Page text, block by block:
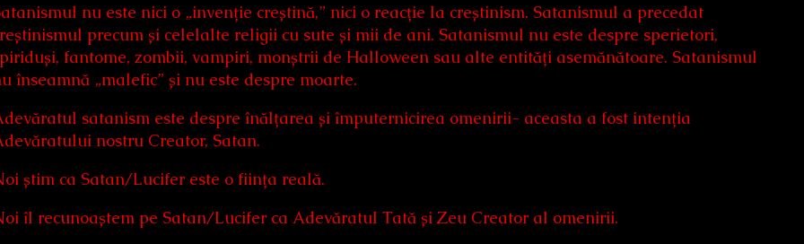
nu este nici o „invenție creștină,” nici o reacție la creștinism. Satanismul a precedat
precum și celelalte religii cu sute și mii de ani. Satanismul nu este despre sperietori,
fantome, zombii, vampiri, monștrii de Halloween sau alte entități asemănătoare. Satanismul
înseamnă „malefic” și nu este despre moarte.
satanism este despre înălțarea și împuternicirea omenirii- aceasta a fost intenția
nostru Creator, Satan.
știm ca Satan/Lucifer este o ființa reală.
îl recunoaștem pe Satan/Lucifer ca Adevăratul Tată și Zeu Creator al omenirii.